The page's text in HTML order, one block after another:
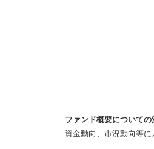
ファンド概要についての
資金動向、市況動向等